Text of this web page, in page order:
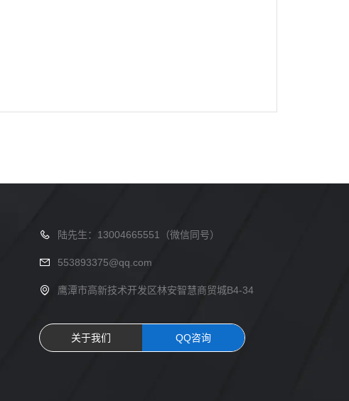
陆先生：13004665551（微信同号）
553893375@qq.com
鹰潭市高新技术开发区林安智慧商贸城B4-34
关于我们 QQ咨询